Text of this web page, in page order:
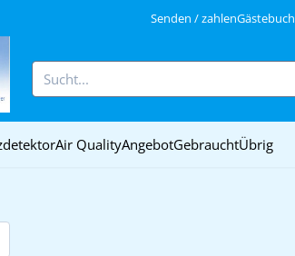
Senden / zahlen
Suche
Air QualityAngebotGebrauchtÜbrig